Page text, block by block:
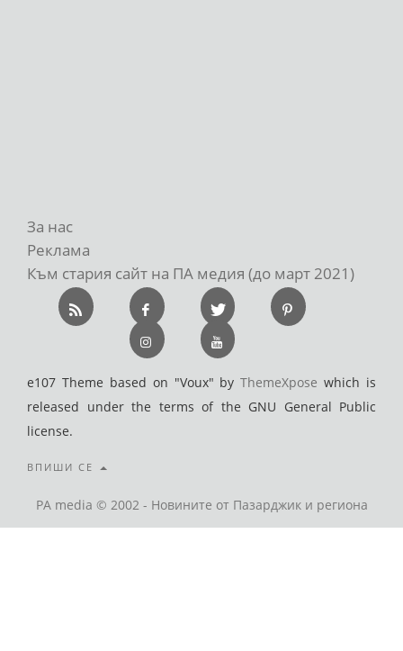
За нас
Реклама
Към стария сайт на ПА медия (до март 2021)
e107 Theme based on "Voux" byThemeXpose which is
released under the terms of the GNU General Public
license.
ВПИШИ СЕ
PA media © 2002 - Новините от Пазарджик и региона